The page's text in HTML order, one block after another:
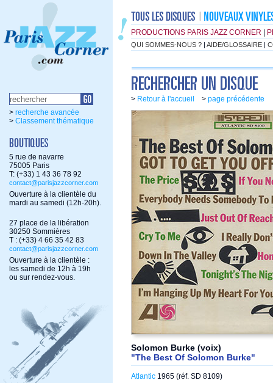
PRODUCTIONS PARIS JAZZ CORNER
QUI SOMMES-NOUS ? | AIDE/GLOSSAIRE |
> recherche avancée
> Classement thématique
5 rue de navarre
75005 Paris
T: (+33) 1 43 36 78 92
contact@parisjazzcorner.com
Ouverture à la clientèle du
mardi au samedi (12h-20h).
27 place de la libération
30250 Sommières
T : (+33) 4 66 35 42 83
contact@parisjazzcorner.com
Ouverture à la clientèle :
les samedi de 12h à 19h
ou sur rendez-vous.
> Retour à l'accueil > page précédente
Solomon Burke (voix)
"The Best Of Solomon Burke"
Atlantic 1965 (réf. SD 8109)